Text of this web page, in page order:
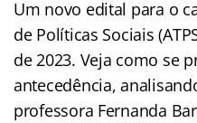
Um novo edital para o
de Políticas Sociais
de 2023. Veja como se
antecedência,
professora Fernanda